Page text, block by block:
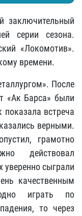
заключительный
серии сезона.
«Локомотив».
времени.
После
«Ак Барса» были
встреча
верными.
грамотно
действовал
уверенно сыграли
качественным
играть по
то через